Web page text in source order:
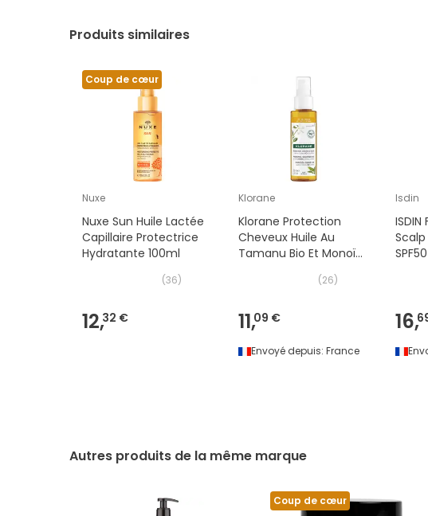
Produits similaires
Coup de cœur
Nuxe
Nuxe Sun Huile Lactée
Capillaire Protectrice
Hydratante 100ml
(36)
12,32 €
Klorane
Klorane Protection
Cheveux Huile Au
Tamanu Bio Et Monoï
(26)
11,09 €
Envoyé depuis: France
Isdin
16,
Autres produits de la même marque
Coup de cœur